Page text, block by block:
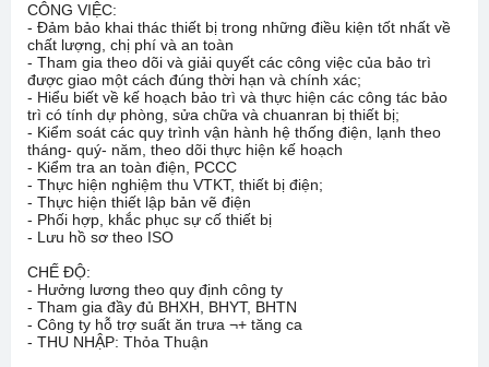
CÔNG VIỆC:
- Đảm bảo khai thác thiết bị trong những điều kiện tốt nhất về
chất lượng, chị phí và an toàn
- Tham gia theo dõi và giải quyết các công việc của bảo trì
được giao một cách đúng thời hạn và chính xác;
- Hiểu biết về kế hoạch bảo trì và thực hiện các công tác bảo
trì có tính dự phòng, sửa chữa và chuanran bị thiết bị;
- Kiểm soát các quy trình vận hành hệ thống điện, lạnh theo
tháng- quý- năm, theo dõi thực hiện kế hoạch
- Kiểm tra an toàn điện, PCCC
- Thực hiện nghiệm thu VTKT, thiết bị điện;
- Thực hiện thiết lập bản vẽ điện
- Phối hợp, khắc phục sự cố thiết bị
- Lưu hồ sơ theo ISO
CHẾ ĐỘ:
- Hưởng lương theo quy định công ty
- Tham gia đầy đủ BHXH, BHYT, BHTN
- Công ty hỗ trợ suất ăn trưa ¬+ tăng ca
- THU NHẬP: Thỏa Thuận